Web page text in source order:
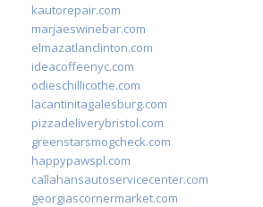
kautorepair.com
marjaeswinebar.com
elmazatlanclinton.com
ideacoffeenyc.com
odieschillicothe.com
lacantinitagalesburg.com
pizzadeliverybristol.com
greenstarsmogcheck.com
happypawspl.com
callahansautoservicecenter.com
georgiascornermarket.com